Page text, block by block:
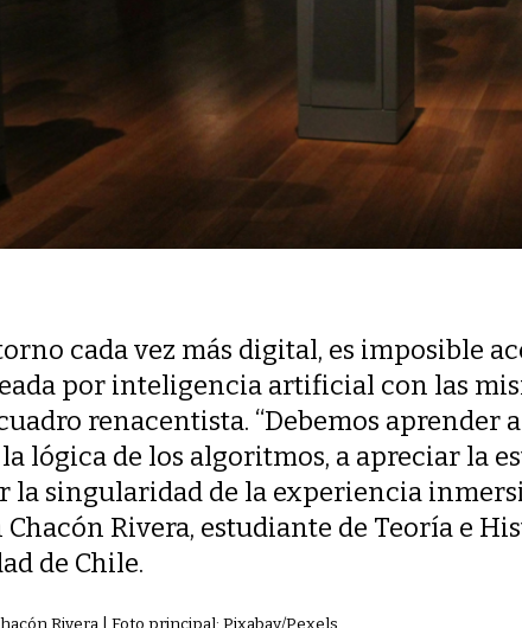
cada vez más digital, es imposible
por inteligencia artificial con las
renacentista. “Debemos aprender
lógica de los algoritmos, a apreciar la
la singularidad de la experiencia
Chacón Rivera, estudiante de Teoría e
de Chile.